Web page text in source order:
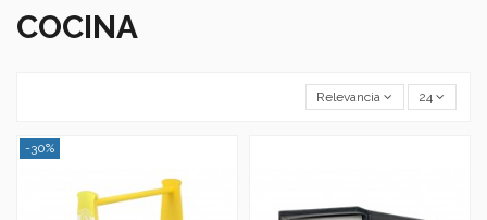
COCINA
Relevancia 24
-30%